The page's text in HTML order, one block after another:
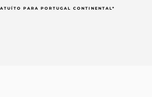
PARA PORTUGAL CONTINENTAL*